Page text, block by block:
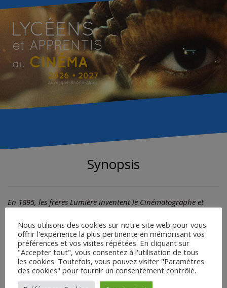
Synopsis
En 1895, les frères Lumière inventent le Cinématographe et
Mise en scène, travelling, trucage ou remake, ils inventent aussi
l’art de filmer. Chefs-d’œuvre mondialement célèbres ou
pépites méconnues, cette sélection de films restaurés offre un
voyage aux origines du cinéma. Ces images inoubliables sont
un regard unique sur la France et le Monde qui s’ouvrent au
20e siècle. Lumière, l’aventure du cinéma commence !
Nous utilisons des cookies sur notre site web pour vous
offrir l'expérience la plus pertinente en mémorisant vos
préférences et vos visites répétées. En cliquant sur
"Accepter tout", vous consentez à l'utilisation de tous
les cookies. Toutefois, vous pouvez visiter "Paramètres
des cookies" pour fournir un consentement contrôlé.